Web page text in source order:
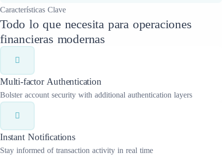
Características Clave
Todo lo que necesita para operaciones
financieras modernas
Multi-factor Authentication
Bolster account security with additional authentication layers
Instant Notifications
Stay informed of transaction activity in real time